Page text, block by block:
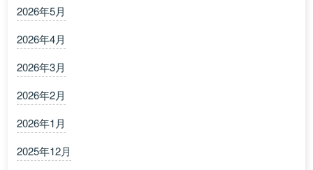
2026年5月
2026年4月
2026年3月
2026年2月
2026年1月
2025年12月